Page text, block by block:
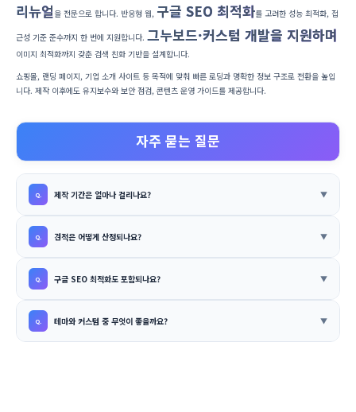
리뉴얼 을 전문으로 합니다. 반응형 웹, 구글 SEO 최적화를 고려한 성능 최적화, 접
근성 기준 준수까지 한 번에 지원합니다. 그누보드·커스텀 개발을 지원하며
이미지 최적화까지 갖춘 검색 친화 기반을 설계합니다.
쇼핑몰, 랜딩 페이지, 기업 소개 사이트 등 목적에 맞춰 빠른 로딩과 명확한 정보 구조로 전환을 높입
니다. 제작 이후에도 유지보수와 보안 점검, 콘텐츠 운영 가이드를 제공합니다.
자주 묻는 질문
제작 기간은 얼마나 걸리나요?
견적은 어떻게 산정되나요?
구글 SEO 최적화도 포함되나요?
테마와 커스텀 중 무엇이 좋을까요?